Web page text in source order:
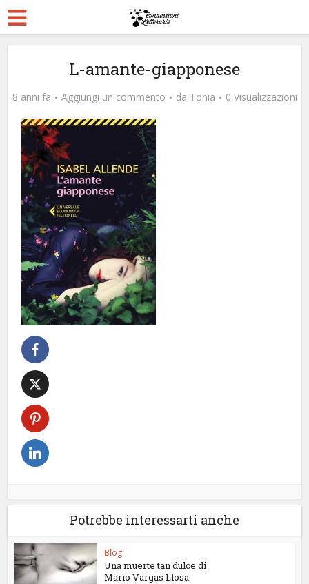
L-amante-giapponese
8 anni fa Aggiungi un commento da Tonia 0 Visualizzazioni
Potrebbe interessarti anche
Blog
Una muerte tan dulce di
Mario Vargas Llosa